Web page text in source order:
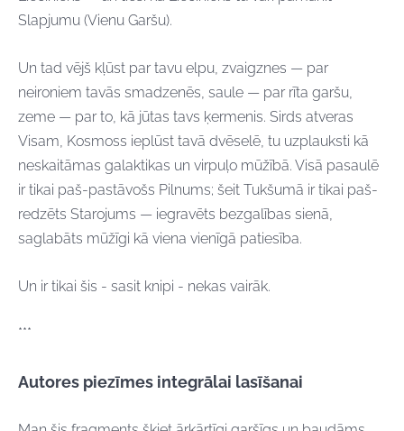
Slapjumu (Vienu Garšu).
Un tad vējš kļūst par tavu elpu, zvaigznes — par
neironiem tavās smadzenēs, saule — par rīta garšu,
zeme — par to, kā jūtas tavs ķermenis. Sirds atveras
Visam, Kosmoss ieplūst tavā dvēselē, tu uzplauksti kā
neskaitāmas galaktikas un virpuļo mūžībā. Visā pasaulē
ir tikai paš-pastāvošs Pilnums; šeit Tukšumā ir tikai paš-
redzēts Starojums — iegravēts bezgalības sienā,
saglabāts mūžīgi kā viena vienīgā patiesība.
Un ir tikai šis - sasit knipi - nekas vairāk.
***
Autores piezīmes integrālai lasīšanai